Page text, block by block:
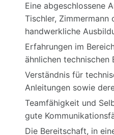
Eine abgeschlossene
Tischler,
handwerkliche
Erfahrungen im
ähnlichen technischen
Verständnis für
Anleitungen sowie
Teamfähigkeit und
gute
Die Bereitschaft, in